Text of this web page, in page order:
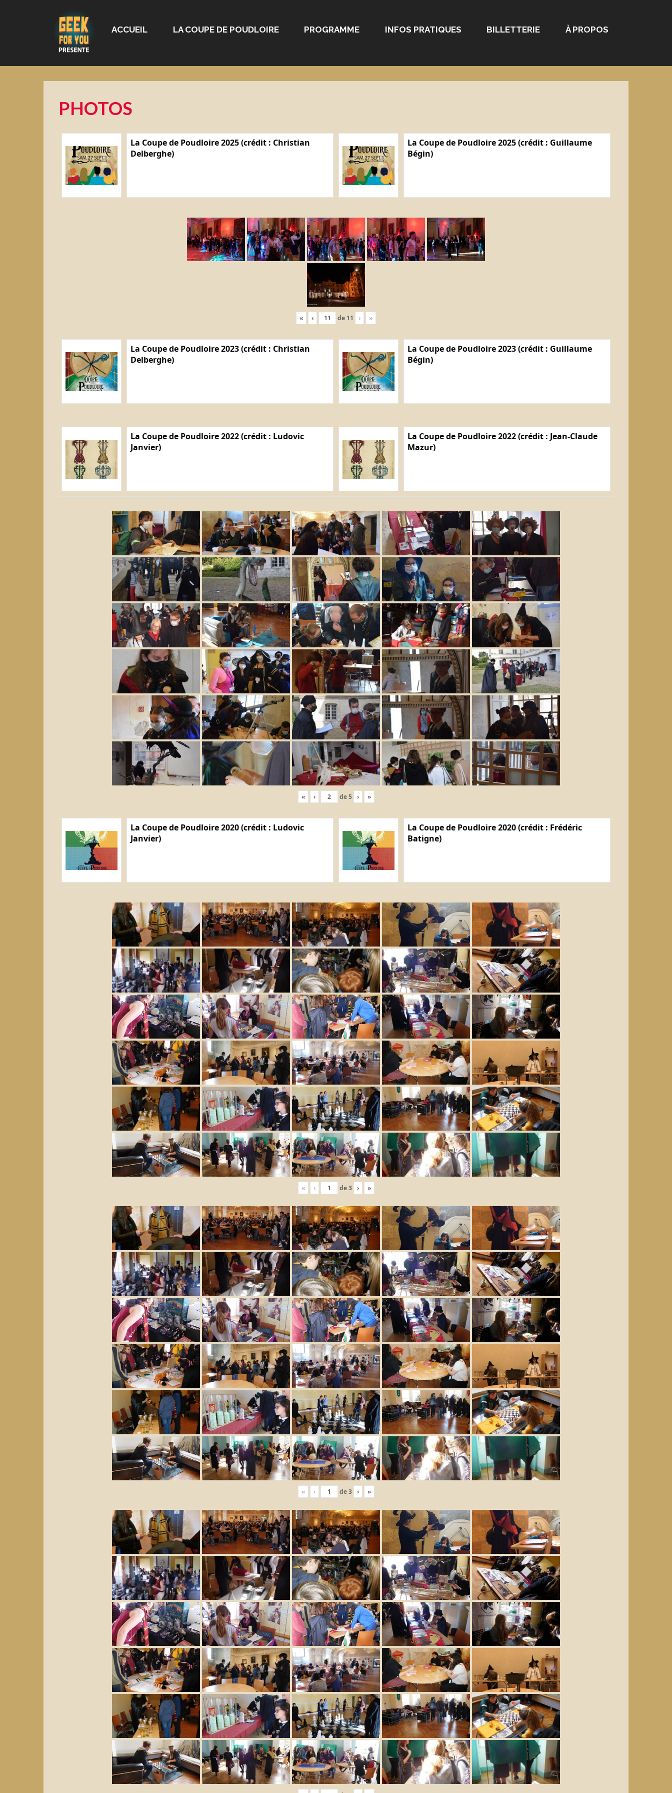
ACCUEIL LA COUPE DE POUDLOIRE PROGRAMME INFOS PRATIQUES BILLETTERIE À PROPOS
PHOTOS
La Coupe de Poudloire 2025 (crédit : Christian
Delberghe)
La Coupe de Poudloire 2025 (crédit : Guillaume
Bégin)
« ‹ de 11 › »
La Coupe de Poudloire 2023 (crédit : Christian
Delberghe)
La Coupe de Poudloire 2023 (crédit : Guillaume
Bégin)
La Coupe de Poudloire 2022 (crédit : Ludovic
Janvier)
La Coupe de Poudloire 2022 (crédit : Jean-Claude
Mazur)
« ‹ de5 › »
La Coupe de Poudloire 2020 (crédit : Ludovic
Janvier)
La Coupe de Poudloire 2020 (crédit : Frédéric
Batigne)
« ‹ de3 › »
« ‹ de3 › »